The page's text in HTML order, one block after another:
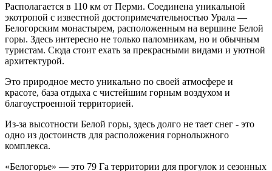
Располагается в 110 км от Перми. Соединена уникальной
экотропой с известной достопримечательностью Урала —
Белогорским монастырем, расположенным на вершине Белой
горы. Здесь интересно не только паломникам, но и обычным
туристам. Сюда стоит ехать за прекрасными видами и уютной
архитектурой.
Это природное место уникально по своей атмосфере и
красоте, база отдыха с чистейшим горным воздухом и
благоустроенной территорией.
Из-за высотности Белой горы, здесь долго не тает снег - это
одно из достоинств для расположения горнолыжного
комплекса.
«Белогорье» — это 79 Га территории для прогулок и сезонных